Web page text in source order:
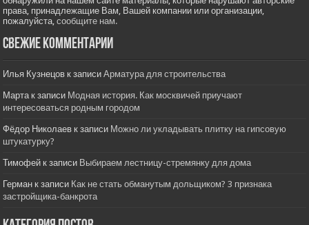
права, принадлежащие Вам, Вашей компании или организации,
пожалуйста,сообщите нам.
Свежие комментарии
Илья Кузнецов к записиАрматура для строительства
Мартак записи Модная история. Как москвичей приучают
интересоваться родным городом
Фёдор Николаев к записи Можно ли укладывать плитку на гипсовую
штукатурку?
Тимофей к записи Выбираем лестницу-стремянку для дома
Герман к записи Как не стать обманутым дольщиком? 3 признака
застройщика-банкрота